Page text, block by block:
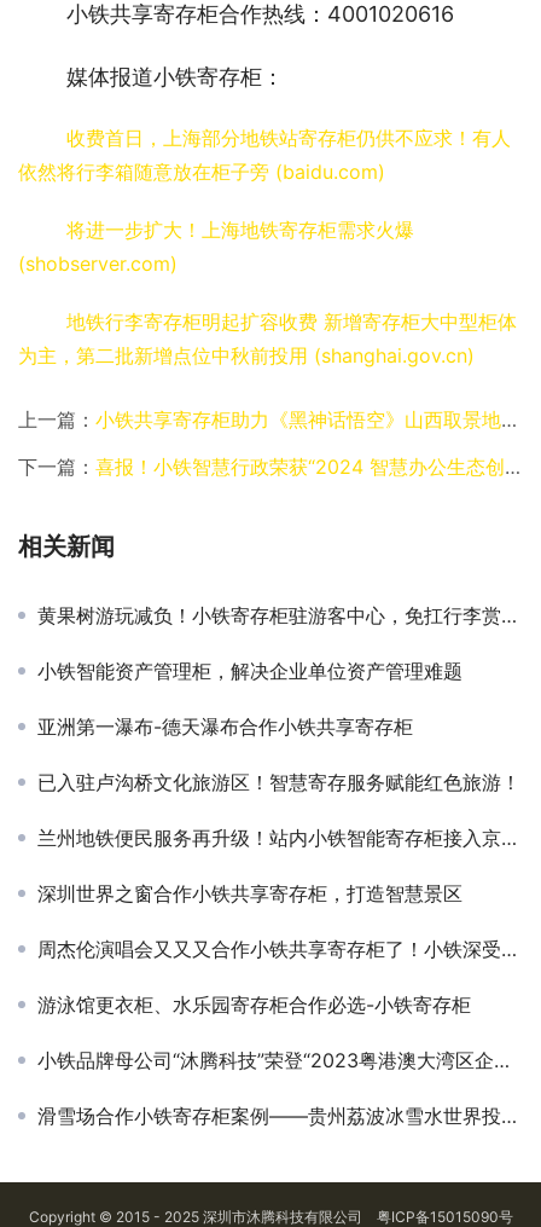
小铁共享寄存柜合作热线：4001020616
媒体报道小铁寄存柜：
收费首日，上海部分地铁站寄存柜仍供不应求！有人
依然将行李箱随意放在柜子旁 (baidu.com)
将进一步扩大！上海地铁寄存柜需求火爆
(shobserver.com)
地铁行李寄存柜明起扩容收费 新增寄存柜大中型柜体
为主，第二批新增点位中秋前投用 (shanghai.gov.cn)
上一篇： 小铁共享寄存柜助力《黑神话悟空》山西取景地，为景区提供便捷寄存
下一篇： 喜报！小铁智慧行政荣获“2024 智慧办公生态创新奖”
相关新闻
黄果树游玩减负！小铁寄存柜驻游客中心，免扛行李赏大瀑布
小铁智能资产管理柜，解决企业单位资产管理难题
亚洲第一瀑布-德天瀑布合作小铁共享寄存柜
已入驻卢沟桥文化旅游区！智慧寄存服务赋能红色旅游！
兰州地铁便民服务再升级！站内小铁智能寄存柜接入京东快递，寄存寄件一柜全搞定
深圳世界之窗合作小铁共享寄存柜，打造智慧景区
周杰伦演唱会又又又合作小铁共享寄存柜了！小铁深受歌迷和主办方的喜欢
游泳馆更衣柜、水乐园寄存柜合作必选-小铁寄存柜
小铁品牌母公司“沐腾科技”荣登“2023粤港澳大湾区企业创新力榜单
滑雪场合作小铁寄存柜案例——贵州荔波冰雪水世界投放小铁共享寄存柜
Copyright © 2015 - 2025 深圳市沐腾科技有限公司 粤ICP备15015090号